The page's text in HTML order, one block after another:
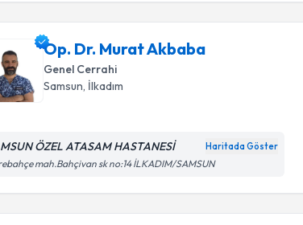
Op. Dr. Murat Akbaba
Genel Cerrahi
Samsun , İlkadım
ÖZEL ATASAM HASTANESİ Haritada Göster
mah.Bahçivan sk no:14 İLKADIM/SAMSUN